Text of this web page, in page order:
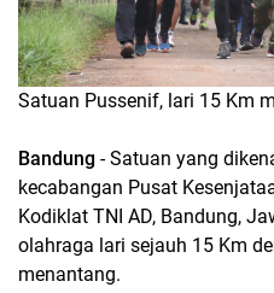
Satuan Pussenif, lari 15 Km
Bandung - Satuan yang
kecabangan Pusat
Kodiklat TNI AD, Bandung,
olahraga lari sejauh 15 Km
menantang.